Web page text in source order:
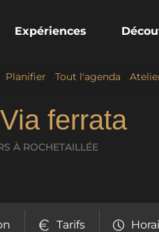
Expériences
Planifier Tout l'agenda
ferrata
À ROCHETAILLÉE
Tarifs